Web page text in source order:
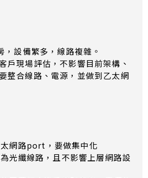
，設備繁多，線路複雜。
戶現場評估，不影響目前架構、
整合線路、電源，並做到乙太網
網路port，要做集中化
光纖線路，且不影響上層網路設